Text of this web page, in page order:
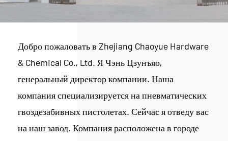
Добро пожаловать в Zhejiang Chaoyue Hardware
& Chemical Co., Ltd. Я Чэнь Цзунъяо,
генеральный директор компании. Наша
компания специализируется на пневматических
гвоздезабивных пистолетах. Сейчас я отведу вас
на наш завод. Компания расположена в городе